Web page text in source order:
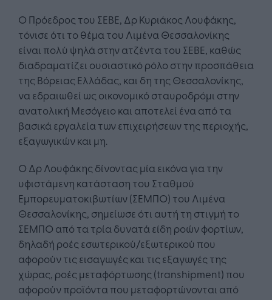
Ο Πρόεδρος του ΣΕΒΕ, Δρ Κυριάκος Λουφάκης,
τόνισε ότι το θέμα του Λιμένα Θεσσαλονίκης
είναι πολύ ψηλά στην ατζέντα του ΣΕΒΕ, καθώς
διαδραματίζει ουσιαστικό ρόλο στην προσπάθεια
της Βόρειας Ελλάδας, και δη της Θεσσαλονίκης,
να εδραιωθεί ως οικονομικό σταυροδρόμι στην
ανατολική Μεσόγειο και αποτελεί ένα από τα
βασικά εργαλεία των επιχειρήσεων της περιοχής,
εξαγωγικών και μη.
Ο Δρ Λουφάκης δίνοντας μία εικόνα για την
υφιστάμενη κατάσταση του Σταθμού
Εμπορευματοκιβωτίων (ΣΕΜΠΟ) του Λιμένα
Θεσσαλονίκης, σημείωσε ότι αυτή τη στιγμή το
ΣΕΜΠΟ από τα τρία δυνατά είδη ροών φορτίων,
δηλαδή ροές εσωτερικού/εξωτερικού που
αφορούν τις εισαγωγές και τις εξαγωγές της
χώρας, ροές μεταφόρτωσης (transhipment) που
αφορούν προϊόντα που μεταφορτώνονται από